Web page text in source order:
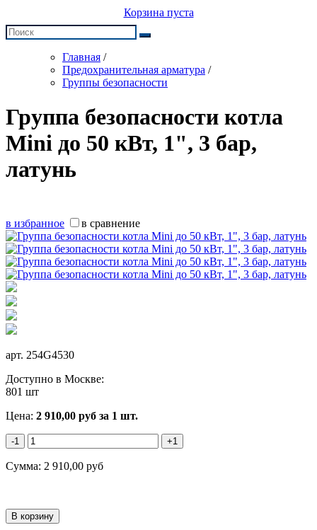
Корзина пуста
Главная /
Предохранительная арматура /
Группы безопасности
Группа безопасности котла
Mini до 50 кВт, 1", 3 бар,
латунь
в избранное в сравнение
арт. 254G4530
Доступно в Москве:
801 шт
Цена: 2 910,00 руб за 1 шт.
-1 +1
Сумма: 2 910,00 руб